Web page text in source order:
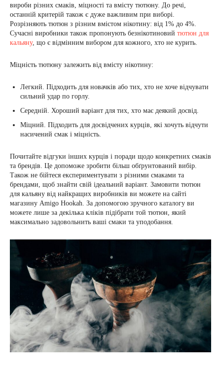
вироби різних смаків, міцності та вмісту тютюну. До речі,
останній критерій також є дуже важливим при виборі.
Розрізняють тютюн з різним вмістом нікотину: від 1% до 4%.
Сучасні виробники також пропонують безнікотиновий тютюн для
кальяну, що є відмінним вибором для кожного, хто не курить.
Міцність тютюну залежить від вмісту нікотину:
Легкий. Підходить для новачків або тих, хто не хоче відчувати
сильний удар по горлу.
Середній. Хороший варіант для тих, хто має деякий досвід.
Міцний. Підходить для досвідчених курців, які хочуть відчути
насичений смак і міцність.
Почитайте відгуки інших курців і поради щодо конкретних смаків
та брендів. Це допоможе зробити більш обґрунтований вибір.
Також не бійтеся експериментувати з різними смаками та
брендами, щоб знайти свій ідеальний варіант. Замовити тютюн
для кальяну від найкращих виробників ви можете на сайті
магазину Amigo Hookah. За допомогою зручного каталогу ви
можете лише за декілька кліків підібрати той тютюн, який
максимально задовольнить ваші смаки та уподобання.